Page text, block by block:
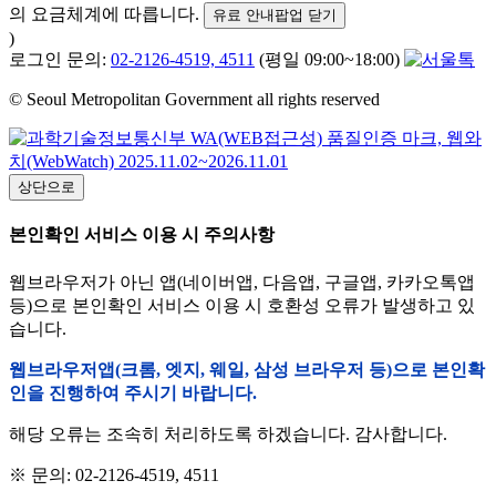
의 요금체계에 따릅니다.
유료 안내팝업 닫기
)
로그인 문의: 02-2126-4519, 4511 (평일 09:00~18:00)
© Seoul Metropolitan Government all rights reserved
상단으로
본인확인 서비스 이용 시 주의사항
웹브라우저가 아닌 앱(네이버앱, 다음앱, 구글앱, 카카오톡앱
등)으로 본인확인 서비스 이용 시 호환성 오류가 발생하고 있
습니다.
웹브라우저앱(크롬, 엣지, 웨일, 삼성 브라우저 등)으로 본인확
인을 진행하여 주시기 바랍니다.
해당 오류는 조속히 처리하도록 하겠습니다. 감사합니다.
※ 문의: 02-2126-4519, 4511